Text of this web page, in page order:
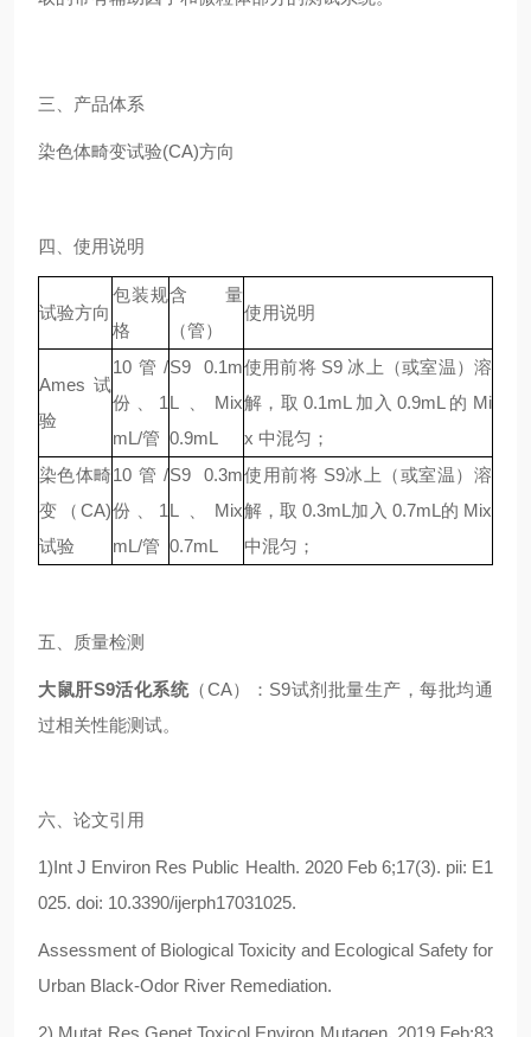
三、产品体系
染色体畸变试验(CA)方向
四、使用说明
试验方向
包装规
格
含量
（管）
使用说明
Ames试
验
10管/
份、1
mL/管
S9 0.1m
L、Mix
0.9mL
使用前将 S9 冰上（或室温）溶
解，取 0.1mL 加入 0.9mL 的 Mi
x 中混匀；
染色体畸
变（CA)
试验
10管/
份、1
mL/管
S9 0.3m
L、Mix
0.7mL
使用前将 S9冰上（或室温）溶
解，取 0.3mL加入 0.7mL的 Mix
中混匀；
五、质量检测
大鼠肝S9活化系统（CA）：S9试剂批量生产，每批均通
过相关性能测试。
六、论文引用
1)Int J Environ Res Public Health. 2020 Feb 6;17(3). pii: E1
025. doi: 10.3390/ijerph17031025.
Assessment of Biological Toxicity and Ecological Safety for
Urban Black-Odor River Remediation.
2) Mutat Res Genet Toxicol Environ Mutagen. 2019 Feb;83